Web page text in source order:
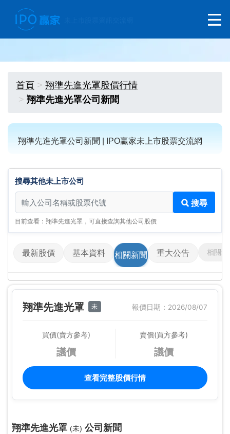
首頁
翔準先進光罩股價行情
翔準先進光罩公司新聞
翔準先進光罩公司新聞 | IPO贏家未上市股票交流網
搜尋其他未上市公司
搜尋其他未上市公司
搜尋
目前查看：翔準先進光罩，可直接查詢其他公司股價
最新股價 基本資料 相關新聞 重大公告 相關影
翔準先進光罩 未 報價日期：2026/08/07
買價(賣方參考)
議價
賣價(買方參考)
議價
查看完整股價行情
翔準先進光罩 (未) 公司新聞